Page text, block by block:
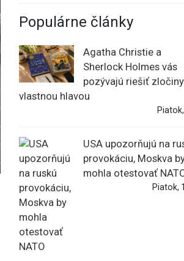
Populárne články
Agatha Christie a
Sherlock Holmes vás
pozývajú riešiť zločiny
vlastnou hlavou
USA upozorňujú na
provokáciu, Moskva
mohla otestovať
Piatok,